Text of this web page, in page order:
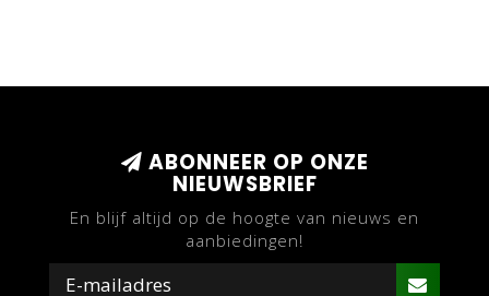
ABONNEER OP ONZE
NIEUWSBRIEF
En blijf altijd op de hoogte van nieuws en
aanbiedingen!